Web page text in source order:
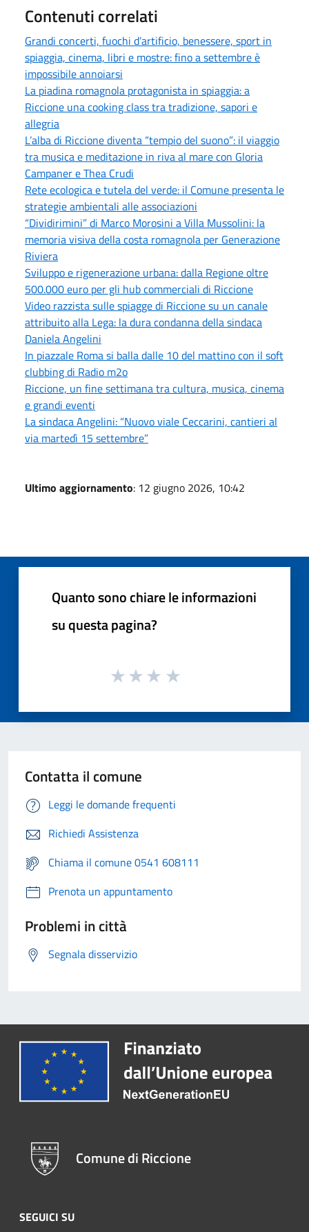
Contenuti correlati
Grandi concerti, fuochi d’artificio, benessere, sport in
spiaggia, cinema, libri e mostre: fino a settembre è
impossibile annoiarsi
La piadina romagnola protagonista in spiaggia: a
Riccione una cooking class tra tradizione, sapori e
allegria
L’alba di Riccione diventa “tempio del suono”: il viaggio
tra musica e meditazione in riva al mare con Gloria
Campaner e Thea Crudi
Rete ecologica e tutela del verde: il Comune presenta le
strategie ambientali alle associazioni
“Dividirimini” di Marco Morosini a Villa Mussolini: la
memoria visiva della costa romagnola per Generazione
Riviera
Sviluppo e rigenerazione urbana: dalla Regione oltre
500.000 euro per gli hub commerciali di Riccione
Video razzista sulle spiagge di Riccione su un canale
attribuito alla Lega: la dura condanna della sindaca
Daniela Angelini
In piazzale Roma si balla dalle 10 del mattino con il soft
clubbing di Radio m2o
Riccione, un fine settimana tra cultura, musica, cinema
e grandi eventi
La sindaca Angelini: “Nuovo viale Ceccarini, cantieri al
via martedì 15 settembre”
Ultimo aggiornamento: 12 giugno 2026, 10:42
Quanto sono chiare le informazioni
su questa pagina?
Contatta il comune
Leggi le domande frequenti
Richiedi Assistenza
Chiama il comune 0541 608111
Prenota un appuntamento
Problemi in città
Segnala disservizio
Comune di Riccione
SEGUICI SU